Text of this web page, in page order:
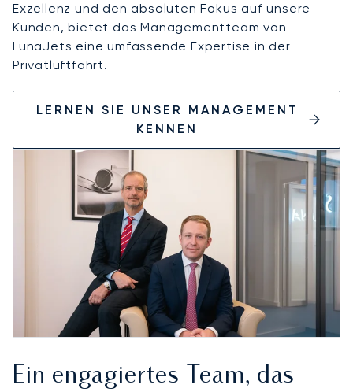
Exzellenz und den absoluten Fokus auf unsere
Kunden, bietet das Managementteam von
LunaJets eine umfassende Expertise in der
Privatluftfahrt.
LERNEN SIE UNSER MANAGEMENT
KENNEN
Ein engagiertes Team, das